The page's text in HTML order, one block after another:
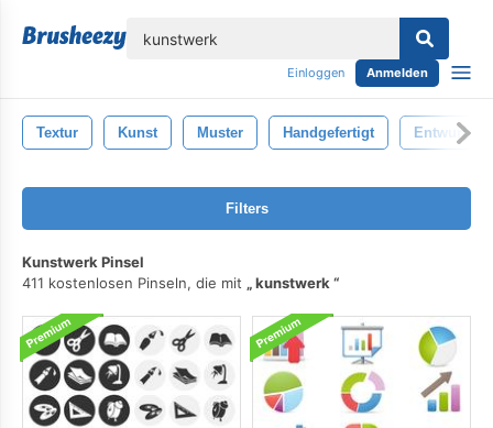
Einloggen Anmelden
Textur Kunst Muster Handgefertigt Entwurf
Filters
Kunstwerk Pinsel
411 kostenlosen Pinseln, die mit
kunstwerk